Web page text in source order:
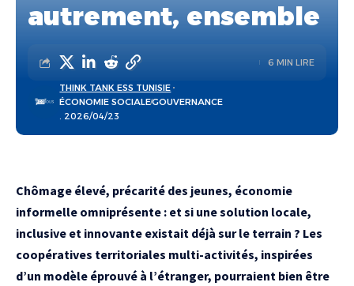
autrement, ensemble
. 2026/04/23
THINK TANK ESS TUNISIE
ÉCONOMIE SOCIALEGOUVERNANCE
6 MIN LIRE
Chômage élevé, précarité des jeunes, économie
informelle omniprésente : et si une solution locale,
inclusive et innovante existait déjà sur le terrain ? Les
coopératives territoriales multi-activités, inspirées
d’un modèle éprouvé à l’étranger, pourraient bien être